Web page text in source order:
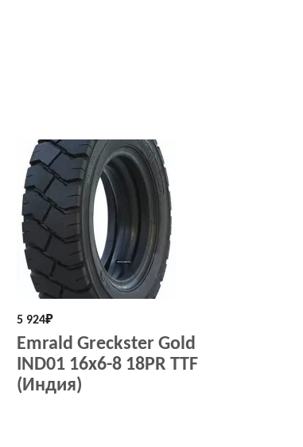
5 924₽
Emrald Greckster Gold
IND01 16x6-8 18PR TTF
(Индия)